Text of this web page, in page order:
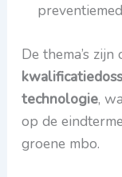
De thema’s
technologie,
op de
groene mbo.